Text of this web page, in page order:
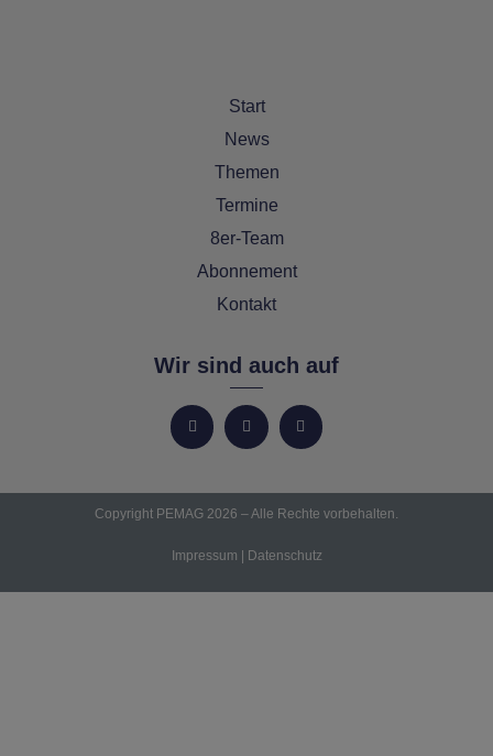
Start
News
Themen
Termine
8er-Team
Abonnement
Kontakt
Wir sind auch auf
Copyright PEMAG 2026 – Alle Rechte vorbehalten.
Impressum | Datenschutz